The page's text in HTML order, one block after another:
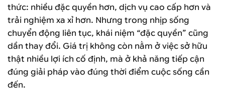
thức: nhiều đặc quyền hơn, dịch vụ cao cấp hơn và
trải nghiệm xa xỉ hơn. Nhưng trong nhịp sống
chuyển động liên tục, khái niệm “đặc quyền” cũng
dần thay đổi. Giá trị không còn nằm ở việc sở hữu
thật nhiều lợi ích cố định, mà ở khả năng tiếp cận
đúng giải pháp vào đúng thời điểm cuộc sống cần
đến.